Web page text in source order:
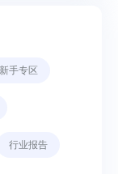
新手专区
行业报告